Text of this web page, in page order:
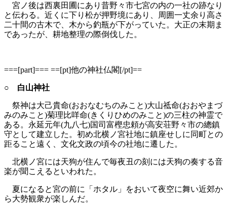
宮ノ後は西裏田圃にあり昔野々市七宮の内の一社の跡なり
と伝わる。近くに下り松が押野境にあり、周囲一丈余り高さ
二十間の古木で、木から釣瓶が下がっていた。大正の末期ま
であったが、耕地整理の際倒伐した。
===[part]=== ==[pt]他の神社仏閣[/pt]==
○ 白山神社
祭神は大己貴命(おおなむちのみこと)大山祗命(おおやまづ
みのみこと)菊理比咩命(きくりひめのみこと)の三柱の神霊で
ある。永延元年(九八七)国司富樫忠頼が高安荘野々市の總鎮
守として建立した。初め北横ノ宮社地に鎮座せしに同町との
距ること遠く、文化文政の頃今の社地に遷した。
北横ノ宮には天狗が住んで毎夜丑の刻には天狗の奏する音
楽が聞こえるといわれた。
夏になると宮の前に「ホタル」をおいて夜空に舞い近郊か
ら大勢観衆が楽しんだ。